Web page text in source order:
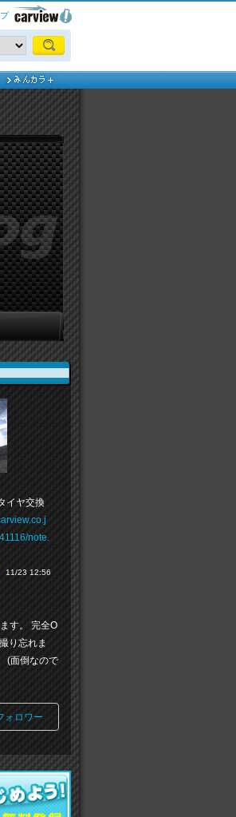
イヤ交換
note.
11/23 12:56
す。 完全O
り忘れま
(面倒なので
ォロワー